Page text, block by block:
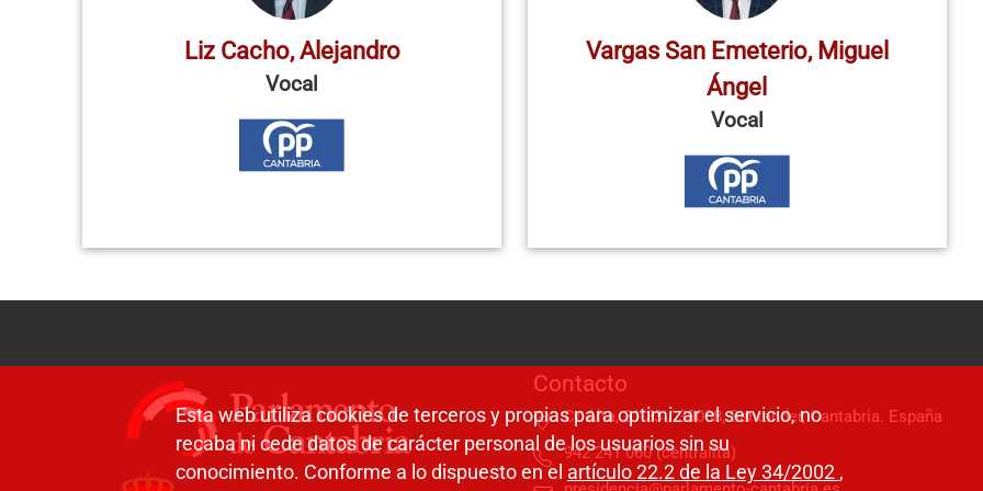
Liz Cacho, Alejandro
Vocal
Vargas San Emeterio, Miguel
Ángel
Vocal
Contacto
C/ Alta, 31-33 / 39008, Santander, Cantabria. España
942 241 060 (centralita)
Esta web utiliza cookies de terceros y propias para optimizar el servicio, no
recaba ni cede datos de carácter personal de los usuarios sin su
conocimiento. Conforme a lo dispuesto en el artículo 22.2 de la Ley 34/2002 ,